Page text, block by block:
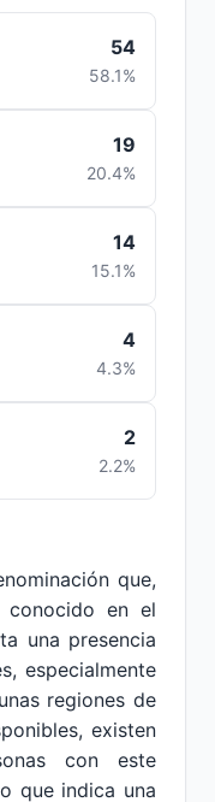
54
58.1%
19
20.4%
14
15.1%
4
4.3%
2
2.2%
que,
conocido en el
una presencia
especialmente
regiones de
existen
con este
que indica una